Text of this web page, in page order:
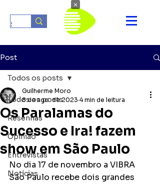
Post
Todos os posts
Resenhas
Opinião
Entrevistas
Notícias
Todos os posts
Os Paralamas do
Sucesso e Ira! fazem
show em São Paulo
Guilherme Moro
8 de ago. de 2023 4 min de leitura
No dia 17 de novembro a VIBRA
São Paulo recebe dois grandes
×